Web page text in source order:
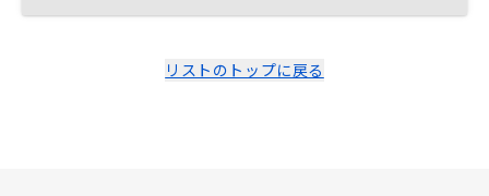
リストのトップに戻る